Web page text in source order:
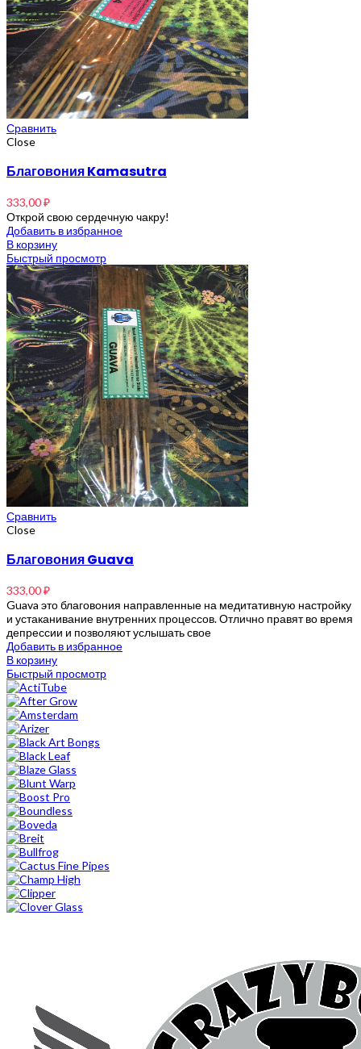
Сравнить
Close
Благовония Kamasutra
333,00₽
Открой свою сердечную чакру!
Добавить в избранное
В корзину
Быстрый просмотр
Сравнить
Close
Благовония Guava
333,00₽
Guava это благовония направленные на медитативную настройку
и устаканивание внутренних процессов. Отлично правят во время
депрессии и позволяют услышать свое
Добавить в избранное
В корзину
Быстрый просмотр